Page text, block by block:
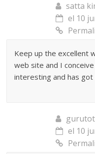
satta
el 10
Keep up the excellent
web site and I
interesting and has
el 10